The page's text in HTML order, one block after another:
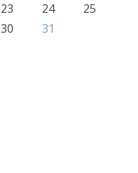
23 24
25
30 31